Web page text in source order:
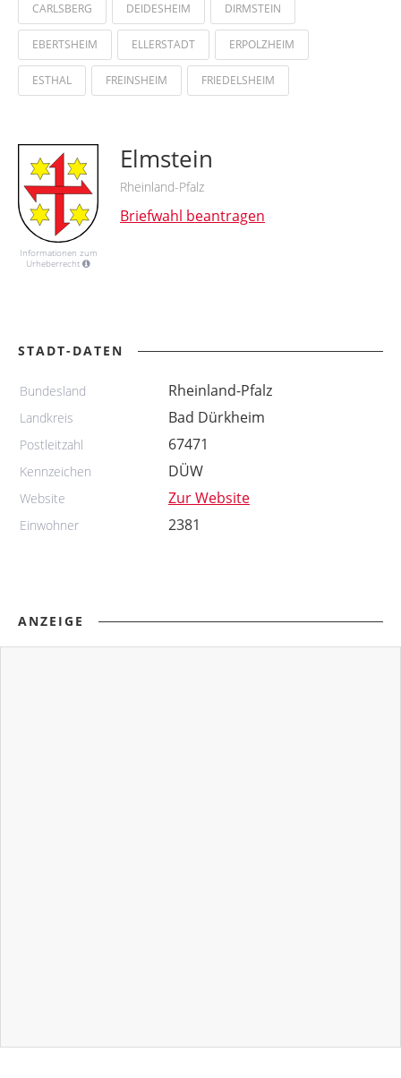
CARLSBERG DEIDESHEIM DIRMSTEIN
EBERTSHEIM ELLERSTADT ERPOLZHEIM
ESTHAL FREINSHEIM FRIEDELSHEIM
Informationen zum
Urheberrecht
Elmstein
Rheinland-Pfalz
Briefwahl beantragen
STADT-DATEN
Bundesland Rheinland-Pfalz
Landkreis Bad Dürkheim
Postleitzahl 67471
Kennzeichen DÜW
Website Zur Website
Einwohner 2381
ANZEIGE